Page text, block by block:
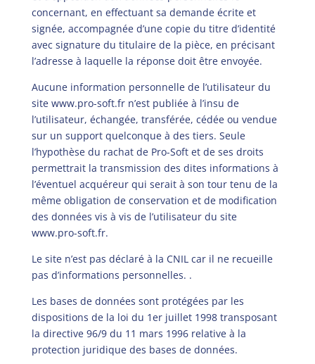
concernant, en effectuant sa demande écrite et
signée, accompagnée d’une copie du titre d’identité
avec signature du titulaire de la pièce, en précisant
l’adresse à laquelle la réponse doit être envoyée.
Aucune information personnelle de l’utilisateur du
site www.pro-soft.frn’est publiée à l’insu de
l’utilisateur, échangée, transférée, cédée ou vendue
sur un support quelconque à des tiers. Seule
l’hypothèse du rachat de Pro-Soft et de ses droits
permettrait la transmission des dites informations à
l’éventuel acquéreur qui serait à son tour tenu de la
même obligation de conservation et de modification
des données vis à vis de l’utilisateur du site
www.pro-soft.fr.
Le site n’est pas déclaré à la CNIL car il ne recueille
pas d’informations personnelles. .
Les bases de données sont protégées par les
dispositions de la loi du 1er juillet 1998 transposant
la directive 96/9 du 11 mars 1996 relative à la
protection juridique des bases de données.